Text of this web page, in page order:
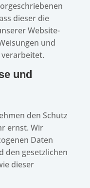
dieser die
Website­
und
und
den Schutz
ernst. Wir
Daten
den gesetz­li­chen
dieser